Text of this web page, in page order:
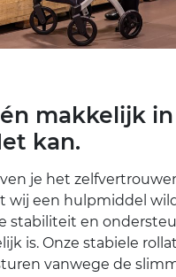
makkelijk in
kan.
je het
wij een hulpmiddel
stabiliteit en
is. Onze stabiele
vanwege de